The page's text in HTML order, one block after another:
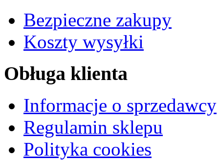
Bezpieczne zakupy
Koszty wysyłki
Obługa klienta
Informacje o sprzedawcy
Regulamin sklepu
Polityka cookies